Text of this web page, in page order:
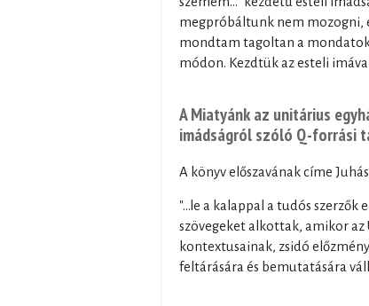
megpróbáltunk nem mozogni,
mondtam tagoltan a
módon. Kezdtük az esteli
A Miatyánk az unitárius
imádságról szóló Q-forrási
A könyv előszavának címe
"...le a kalappal a tudós
szövegeket alkottak, amikor
kontextusainak, zsidó
feltárására és bemutatására